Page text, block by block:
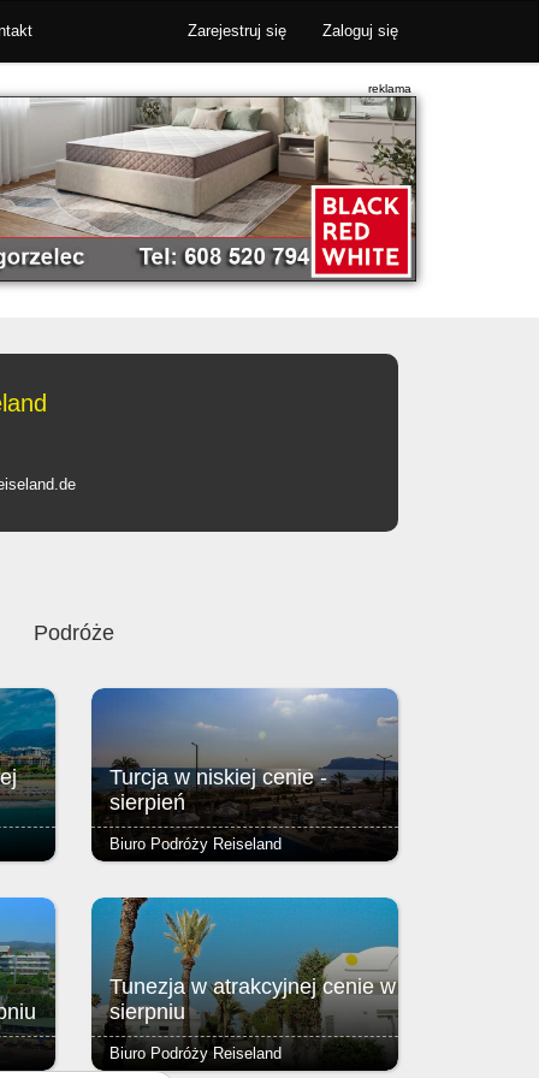
Zarejestruj się Zaloguj się
Podróże
Turcja w niskiej cenie -
sierpień
śródziemnomorskiej plaży w Alanyi,
oferuje zapierający dech w piersiach
widok na morze.
Biuro Podróży Reiseland
Tunezja w atrakcyjnej cenie w
sierpniu
Biuro Podróży Reiseland